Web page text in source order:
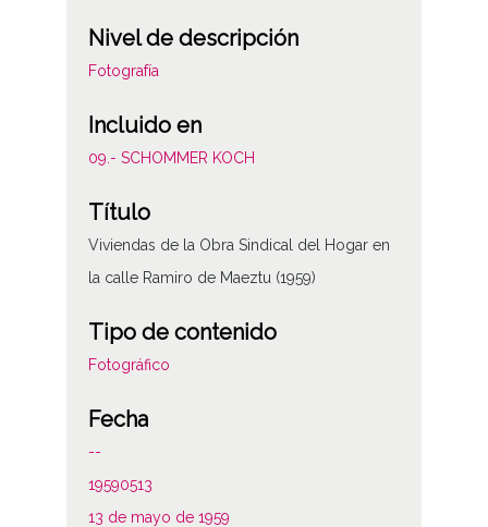
Nivel de descripción
Fotografía
Incluido en
09.- SCHOMMER KOCH
Título
Viviendas de la Obra Sindical del Hogar en
la calle Ramiro de Maeztu (1959)
Tipo de contenido
Fotográfico
Fecha
--
19590513
13 de mayo de 1959